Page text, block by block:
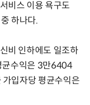
비스 이용 욕구도
하나다.
비 인하에도 일조하
균수익은 3만6404
가입자당 평균수익은